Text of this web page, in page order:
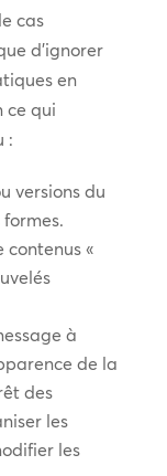
cas
d’ignorer
en
ce qui
:
versions du
contenus «
à
de la
des
les
les